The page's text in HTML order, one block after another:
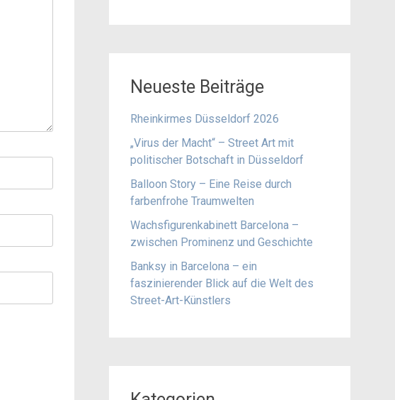
Neueste Beiträge
Rheinkirmes Düsseldorf 2026
„Virus der Macht“ – Street Art mit
politischer Botschaft in Düsseldorf
Balloon Story – Eine Reise durch
farbenfrohe Traumwelten
Wachsfigurenkabinett Barcelona –
zwischen Prominenz und Geschichte
Banksy in Barcelona – ein
faszinierender Blick auf die Welt des
Street-Art-Künstlers